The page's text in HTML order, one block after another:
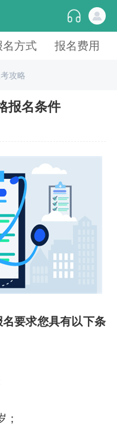
名方式 报名费用
攻略
报名条件
要求您具有以下条